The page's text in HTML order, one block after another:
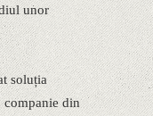
unor
soluția
din